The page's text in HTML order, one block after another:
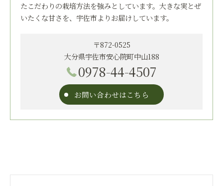
たこだわりの栽培方法を強みとしています。大きな実とぜ
いたくな甘さを、宇佐市よりお届けしています。
〒872-0525
大分県宇佐市安心院町中山188
0978-44-4507
お問い合わせはこちら